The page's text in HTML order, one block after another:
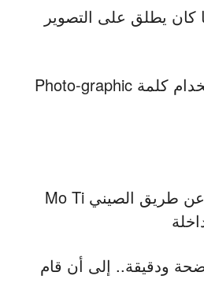
كان يطلق على التصوير
لان الشمس كانت المصدر الوحيد المستخدم لإنتاج الصور.تم استخدام كلمة Photo-graphic
في القرن الخامس الميلادي أكتشف الصينيون الغرفة المظلمة عن طريق الصيني Mo Ti
ودقيقة.. إلى أن قام